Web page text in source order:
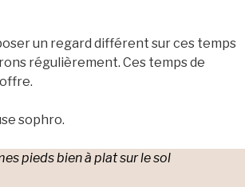
un regard différent sur ces temps
régulièrement. Ces temps de
sophro.
pieds bien à plat sur le sol